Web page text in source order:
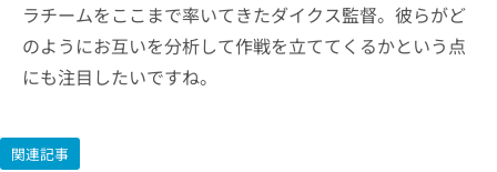
ラチームをここまで率いてきたダイクス監督。彼らがど
のようにお互いを分析して作戦を立ててくるかという点
にも注目したいですね。
関連記事